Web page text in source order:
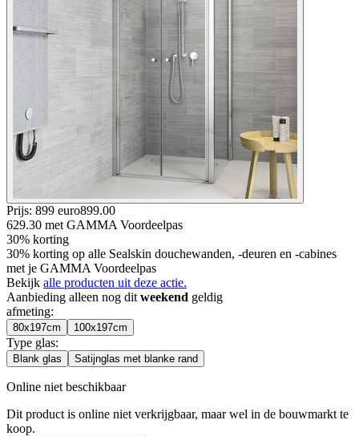
Prijs: 899 euro899.00
629.30 met GAMMA Voordeelpas
30% korting
30% korting op alle Sealskin douchewanden, -deuren en -cabines
met je GAMMA Voordeelpas
Bekijk alle producten uit deze actie.
Aanbieding alleen nog dit weekend geldig
afmeting:
80x197cm 100x197cm
Type glas:
Blank glas Satijnglas met blanke rand
Online niet beschikbaar
Dit product is online niet verkrijgbaar, maar wel in de bouwmarkt te
koop.